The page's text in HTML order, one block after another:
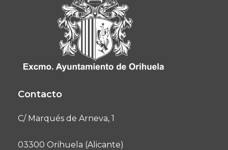
Contacto
C/ Marqués de Arneva, 1
03300 Orihuela (Alicante)